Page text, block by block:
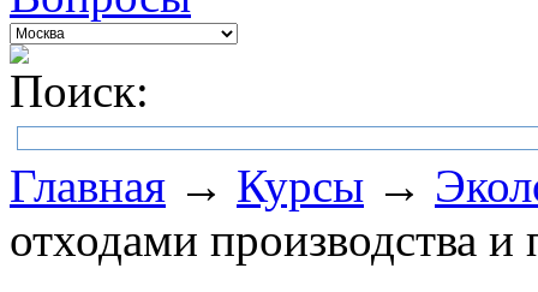
Поиск:
Главная → Курсы →
отходами производства и